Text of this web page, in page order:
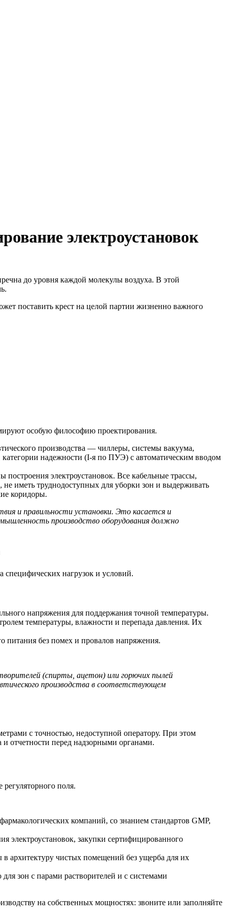
электроустановок
до уровня каждой молекулы воздуха. В этой
поставить крест на целой партии жизненно важного
особую философию проектирования.
производства — чиллеры, системы вакуума,
надежности (I-я по ПУЭ) с автоматическим вводом
электроустановок. Все кабельные трассы,
иметь труднодоступных для уборки зон и выдерживать
коридоры.
и правильности установки. Это касается и
производство оборудования должно
специфических нагрузок и условий.
напряжения для поддержания точной температуры.
температуры, влажности и перепада давления. Их
питания без помех и провалов напряжения.
(спирты, ацетон) или горючих пылей
производства в соответствующем
с точностью, недоступной оператору. При этом
отчетности перед надзорными органами.
поля.
фармакологических компаний, со знанием стандартов GMP,
электроустановок, закупки сертифицированного
в архитектуру чистых помещений без ущерба для их
зон с парами растворителей и с системами
на собственных мощностях: звоните или заполняйте